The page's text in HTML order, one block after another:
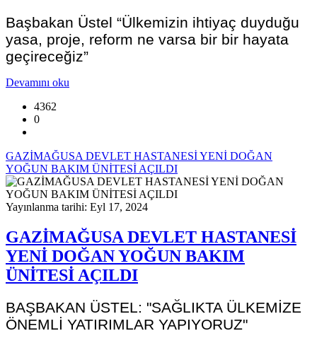
Başbakan Üstel “Ülkemizin ihtiyaç duyduğu
yasa, proje, reform ne varsa bir bir hayata
geçireceğiz”
Devamını oku
4362
0
GAZİMAĞUSA DEVLET HASTANESİ YENİ DOĞAN
YOĞUN BAKIM ÜNİTESİ AÇILDI
Yayınlanma tarihi: Eyl 17, 2024
GAZİMAĞUSA DEVLET HASTANESİ
YENİ DOĞAN YOĞUN BAKIM
ÜNİTESİ AÇILDI
BAŞBAKAN ÜSTEL: "SAĞLIKTA ÜLKEMİZE
ÖNEMLİ YATIRIMLAR YAPIYORUZ"